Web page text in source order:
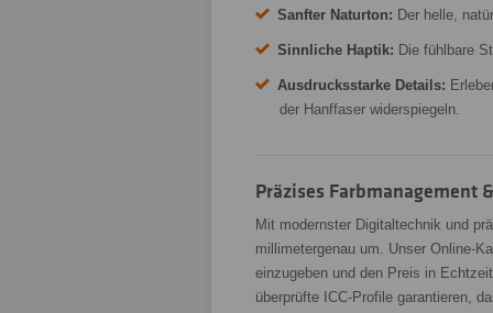
Sanfter Naturton: Der helle,
Sinnliche Haptik: Die fühlbare
Ausdrucksstarke Details:
der Hanffaser widerspiegeln.
Präzises Farbmanagement
Mit modernster Digitaltechnik und
millimetergenau um. Unser Online-
einzugeben und den Preis in
überprüfte ICC-Profile garantieren,